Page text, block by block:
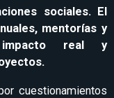
sociales. El
mentorías y
impacto real y
cuestionamientos